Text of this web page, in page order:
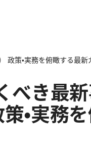
策・実務を俯瞰する最新
べき最
・実務